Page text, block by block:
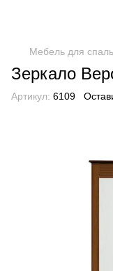
Мебель для
Зеркало
Артикул: 6109